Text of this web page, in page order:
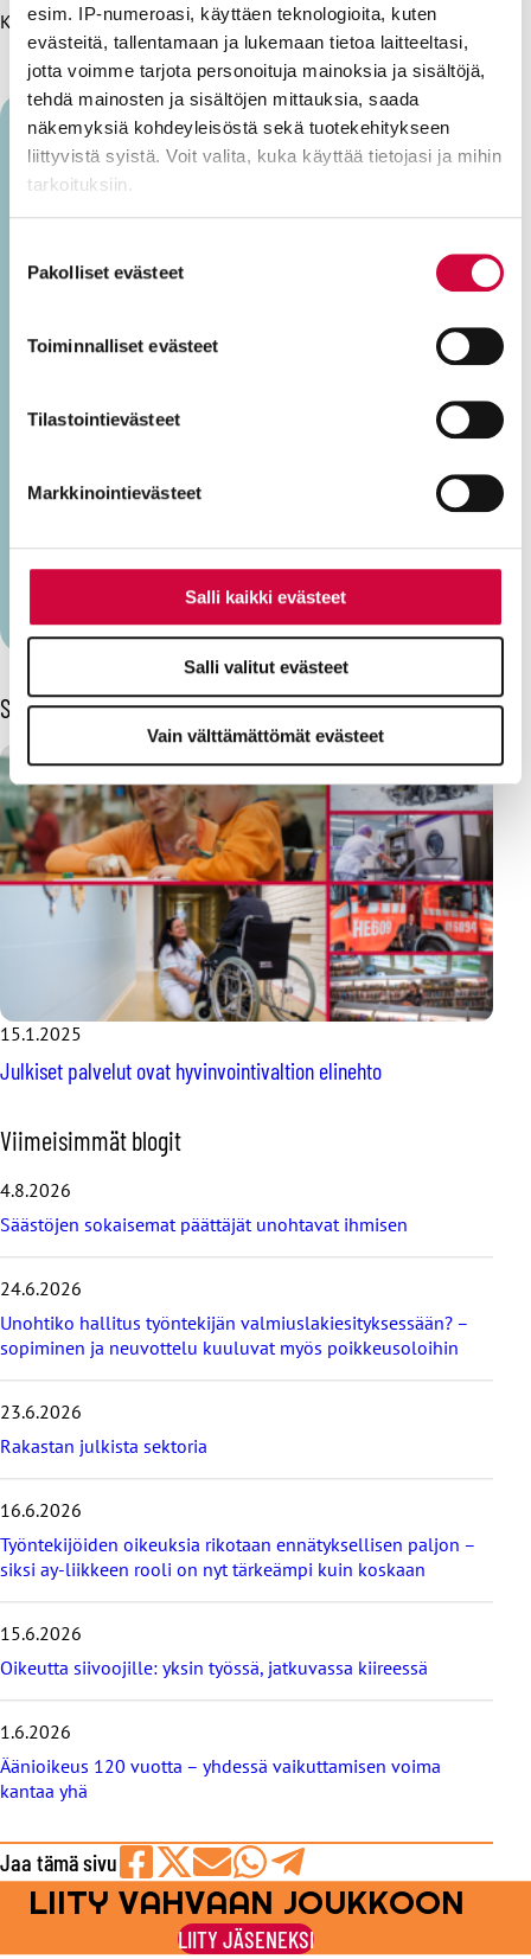
esim. IP-numeroasi, käyttäen teknologioita, kuten
evästeitä, tallentamaan ja lukemaan tietoa laitteeltasi,
jotta voimme tarjota personoituja mainoksia ja sisältöjä,
tehdä mainosten ja sisältöjen mittauksia, saada
näkemyksiä kohdeyleisöstä sekä tuotekehitykseen
liittyvistä syistä. Voit valita, kuka käyttää tietojasi ja mihin
tarkoituksiin.
voit määrittää asetuksesi
. Voit muuttaa
parantavia, ja osaa käytetään tilastointi- tai
valinta
Pakolliset evästeet
Toiminnalliset evästeet
Tilastointievästeet
Markkinointievästeet
Salli kaikki evästeet
Salli valitut evästeet
Vain välttämättömät evästeet
Kuva: Reilu kauppa ry
Laura Tuomisen vastuulla on henkilökohtaisia
sosiaalipalvelualan työehtosopimus
Hän kuuluu myös yksityisen sosiaali- ja terveysalan
hän seuraa politiikkaa, arvostaa kissavideoita ja on
kiinnostunut muun muassa kansainvälisestä
Seuraa kirjoittajaa Twitterissä:@laura_tuominen
Näytä lisää kirjoittajalta (10)
Sinua voisi kiinnostaa myös
15.1.2025
Julkiset palvelut ovat hyvinvointivaltion elinehto
O
h
a
v
i
m
e
i
m
t
b
o
g
i
Viimeisimmät blogit
4.8.2026
Säästöjen sokaisemat päättäjät unohtavat ihmisen
24.6.2026
Unohtiko hallitus työntekijän valmiuslakiesityksessään? –
sopiminen ja neuvottelu kuuluvat myös poikkeusoloihin
23.6.2026
Rakastan julkista sektoria
16.6.2026
Työntekijöiden oikeuksia rikotaan ennätyksellisen paljon –
siksi ay-liikkeen rooli on nyt tärkeämpi kuin koskaan
15.6.2026
Oikeutta siivoojille: yksin työssä, jatkuvassa kiireessä
1.6.2026
Äänioikeus 120 vuotta – yhdessä vaikuttamisen voima
kantaa yhä
Jaa tämä sivu
Jaa
Facebookissa
Jaa
viestipalvelu
X:ssä
Jaa
sähköpostilla
Jaa
WhatsAppilla
Jaa
Telegramilla
LIITY VAHVAAN JOUKKOON
LIITY JÄSENEKSI